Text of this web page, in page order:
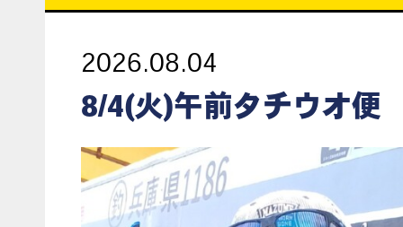
2026.08.04
8/4(火)午前タチウオ便